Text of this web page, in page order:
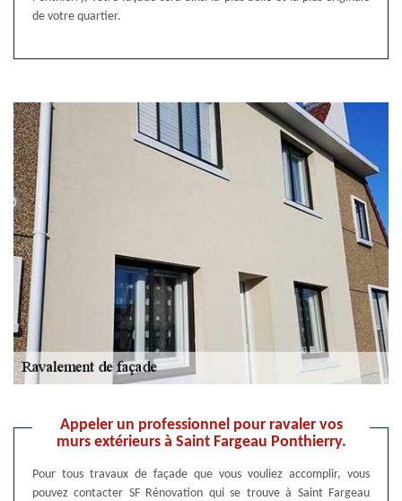
de votre quartier.
Appeler un professionnel pour ravaler vos
murs extérieurs à Saint Fargeau Ponthierry.
Pour tous travaux de façade que vous vouliez accomplir, vous
pouvez contacter SF Rénovation qui se trouve à Saint Fargeau